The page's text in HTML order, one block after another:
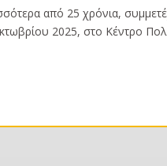
από 25 χρόνια,
2025, στο Κέντρο